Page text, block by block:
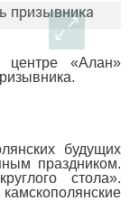
«Алан»
будущих
праздником.
стола».